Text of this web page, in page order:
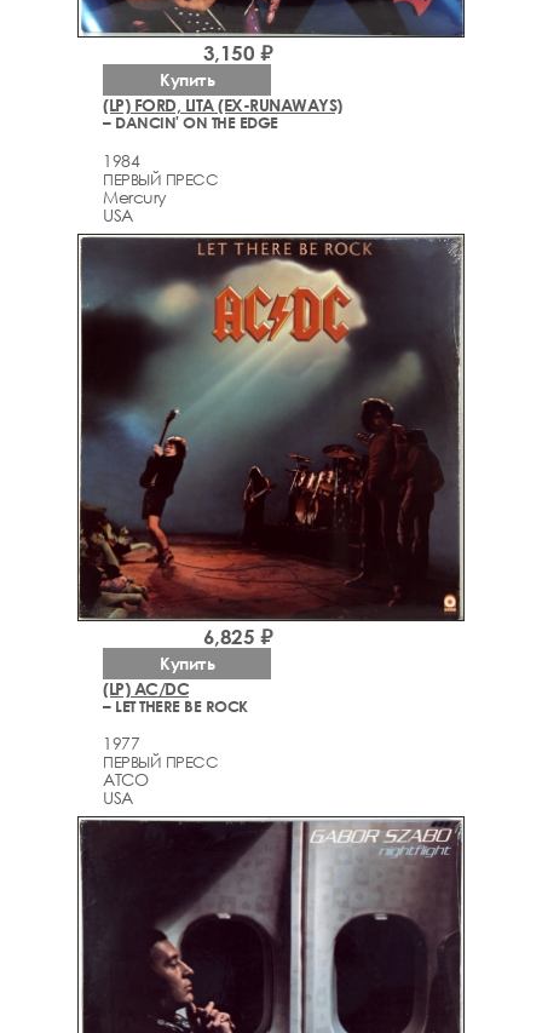
(LP) FORD, LITA (EX-RUNAWAYS)
– DANCIN' ON THE EDGE
1984
ПЕРВЫЙ ПРЕСС
Mercury
USA
3,150 ₽
Купить
(LP) AC/DC
– LET THERE BE ROCK
1977
ПЕРВЫЙ ПРЕСС
ATCO
USA
6,825 ₽
Купить